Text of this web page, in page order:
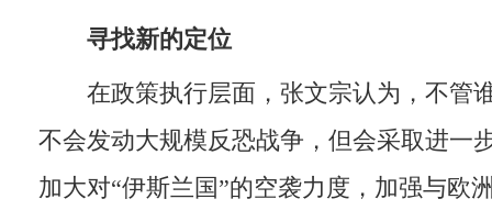
寻找新的定位
在政策执行层面，张文宗认为，不管
不会发动大规模反恐战争，但会采取进一
加大对“伊斯兰国”的空袭力度，加强与欧